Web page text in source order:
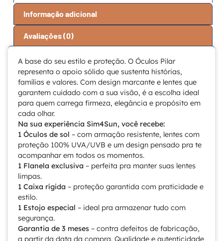
Informação adicional
Avaliações (0)
A base do seu estilo e proteção. O Óculos Pilar
representa o apoio sólido que sustenta histórias,
famílias e valores. Com design marcante e lentes que
garantem cuidado com a sua visão, é a escolha ideal
para quem carrega firmeza, elegância e propósito em
cada olhar.
Na sua experiência Sim4Sun, você recebe:
1 Óculos de sol – com armação resistente, lentes com
proteção 100% UVA/UVB e um design pensado pra te
acompanhar em todos os momentos.
1 Flanela exclusiva – perfeita pra manter suas lentes
limpas.
1 Caixa rígida – proteção garantida com praticidade e
estilo.
1 Estojo especial – ideal pra armazenar tudo com
segurança.
Garantia de 3 meses – contra defeitos de fabricação,